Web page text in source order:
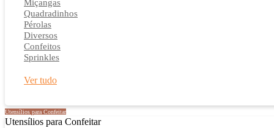
Miçangas
Quadradinhos
Pérolas
Diversos
Confeitos
Sprinkles
Ver tudo
Utensílios para Confeitar
Utensílios para Confeitar